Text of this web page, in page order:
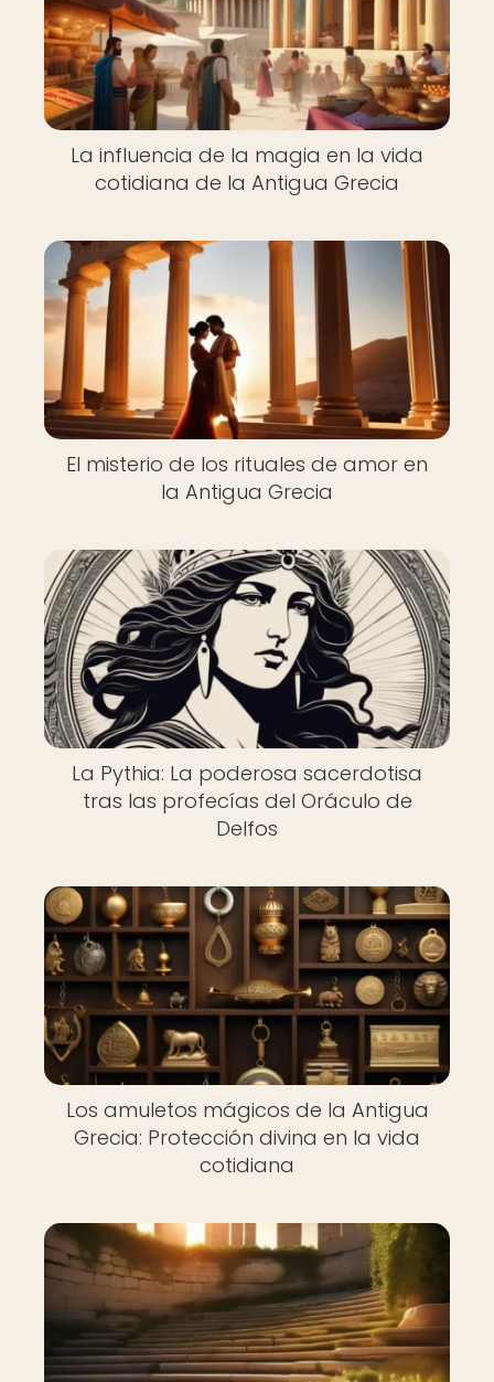
La influencia de la magia en la vida
cotidiana de la Antigua Grecia
El misterio de los rituales de amor en
la Antigua Grecia
La Pythia: La poderosa sacerdotisa
tras las profecías del Oráculo de
Delfos
Los amuletos mágicos de la Antigua
Grecia: Protección divina en la vida
cotidiana